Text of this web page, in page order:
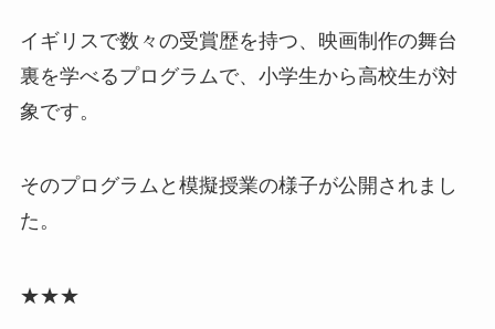
イギリスで数々の受賞歴を持つ、映画制作の舞台
裏を学べるプログラムで、小学生から高校生が対
象です。
そのプログラムと模擬授業の様子が公開されまし
た。
★★★